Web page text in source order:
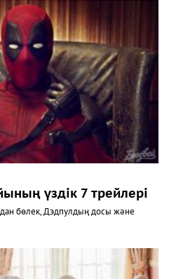
үздік 7 трейлері
бөлек, Дэдпулдың досы және